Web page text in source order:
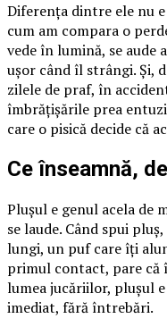
Diferența dintre ele nu
cum am compara o
vede în lumină, se
ușor când îl strângi. Și,
zilele de praf, în
îmbrățișările prea
care o pisică decide că
Ce înseamnă,
Plușul e genul acela de
se laude. Când spui
lungi, un puf care îți
primul contact, pare că
lumea jucăriilor, plușul
imediat, fără întrebări.